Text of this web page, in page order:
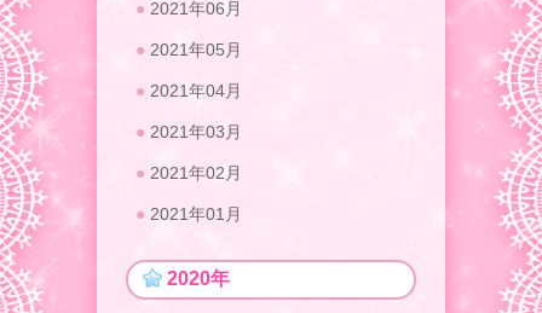
2021年06月
2021年05月
2021年04月
2021年03月
2021年02月
2021年01月
2020年